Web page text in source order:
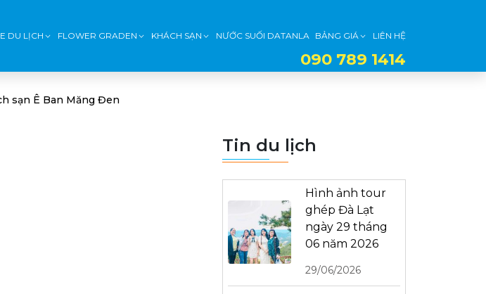
DU LỊCH FLOWER GRADEN KHÁCH SẠN NƯỚC SUỐI DATANLA BẢNG GIÁ LIÊN HỆ
090 789 1414
sạn Ê Ban Măng Đen
Tin du lịch
Hình ảnh tour
ghép Đà Lạt
ngày 29 tháng
06 năm 2026
29/06/2026